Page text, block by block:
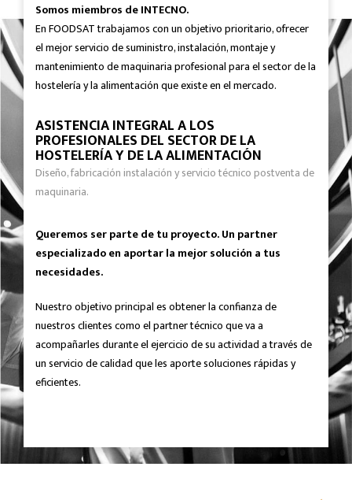
Somos miembros de INTECNO.
En FOODSAT trabajamos con un objetivo prioritario, ofrecer
el mejor servicio de suministro, instalación, montaje y
mantenimiento de maquinaria profesional para el sector de la
hostelería y la alimentación que existe en el mercado.
ASISTENCIA INTEGRAL A LOS
PROFESIONALES DEL SECTOR DE LA
HOSTELERÍA Y DE LA ALIMENTACIÓN
Diseño, fabricación instalación y servicio técnico postventa de
maquinaria.
Queremos ser parte de tu proyecto. Un partner
especializado en aportar la mejor solución a tus
necesidades.
Nuestro objetivo principal es obtener la confianza de
nuestros clientes como el partner técnico que va a
acompañarles durante el ejercicio de su actividad a través de
un servicio de calidad que les aporte soluciones rápidas y
eficientes.